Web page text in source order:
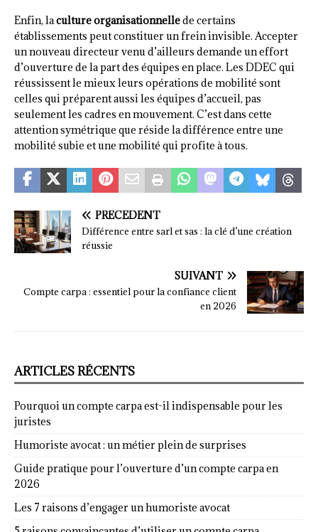
Enfin, laculture organisationnellede certains
établissements peut constituer un frein invisible. Accepter
un nouveau directeur venu d’ailleurs demande un effort
d’ouverture de la part des équipes en place. Les DDEC qui
réussissent le mieux leurs opérations de mobilité sont
celles qui préparent aussi les équipes d’accueil, pas
seulement les cadres en mouvement. C’est dans cette
attention symétrique que réside la différence entre une
mobilité subie et une mobilité qui profite à tous.
PRÉCÉDENT
Différence entre sarl et sas : la clé d’une création
réussie
SUIVANT
Compte carpa : essentiel pour la confiance client
en 2026
ARTICLES RÉCENTS
Pourquoi un compte carpa est-il indispensable pour les
juristes
Humoriste avocat : un métier plein de surprises
Guide pratique pour l’ouverture d’un compte carpa en
2026
Les 7 raisons d’engager un humoriste avocat